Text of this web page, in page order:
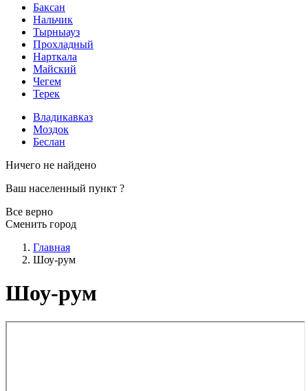
Баксан
Нальчик
Тырныауз
Прохладный
Нарткала
Майский
Чегем
Терек
Владикавказ
Моздок
Беслан
Ничего не найдено
Ваш населенный пункт ?
Все верно
Сменить город
Главная
Шоу-рум
Шоу-рум